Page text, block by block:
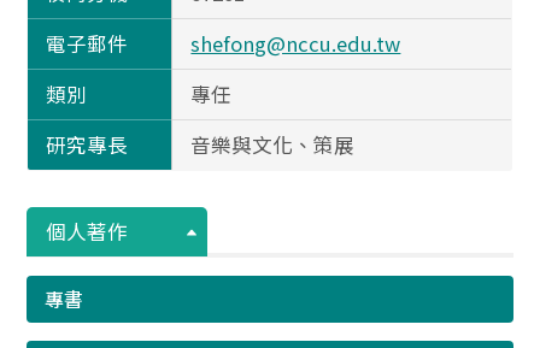
電子郵件
shefong@nccu.edu.tw
類別
專任
研究專長
音樂與文化、策展
個人著作
專書